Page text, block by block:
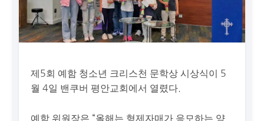
제5회 예함 청소년 크리스천 문학상 시상식이 5
월 4일 밴쿠버 평안교회에서 열렸다.
예함 위원장은 “올해는 형제자매가 응모하는 양